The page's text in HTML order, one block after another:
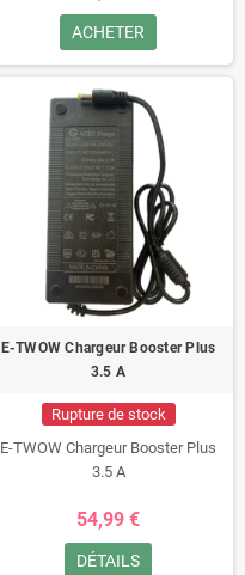
ACHETER
E-TWOW Chargeur Booster Plus
3.5 A
Rupture de stock
E-TWOW Chargeur Booster Plus
3.5 A
54,99 €
DÉTAILS